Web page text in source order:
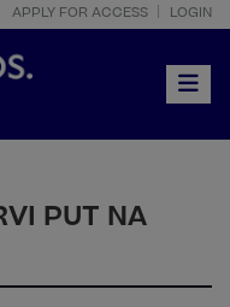
APPLY FOR ACCESS LOGIN
PUT NA